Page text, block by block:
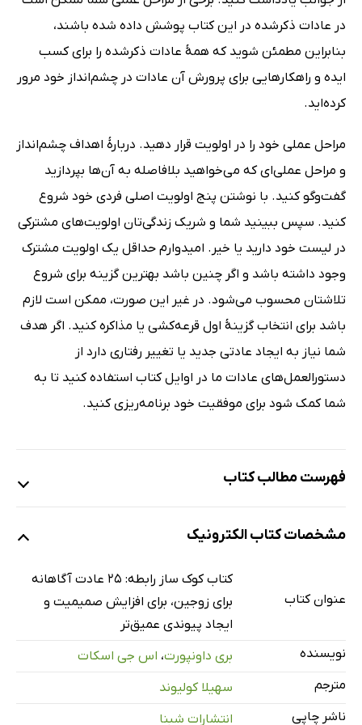
در عادات ذکرشده‌ در این کتاب پوشش داده شده باشند،
بنابراین مطمئن شوید که همۀ عادات ذکرشده را برای کسب
ایده‌ و راهکارهایی برای پرورش آن عادات در چشم‌انداز خود مرور
کرده‌اید.
مراحل عملی خود را در اولویت قرار دهید. دربارۀ اهداف چشم‌انداز
و مراحل عملی‌ای که می‌خواهید بلافاصله به آن‌ها بپردازید
گفت‌وگو کنید. با نوشتن پنج اولویت اصلی فردی خود شروع
کنید. سپس ببینید شما و شریک زندگی‌تان اولویت‌های مشترکی
در لیست خود دارید یا خیر. امیدوارم حداقل یک اولویت مشترک
وجود داشته باشد و اگر چنین باشد بهترین گزینه برای شروع
تلاشتان محسوب می‌شود. در غیر این صورت، ممکن است لازم
باشد برای انتخاب گزینۀ اول قرعه‌کشی یا مذاکره کنید. اگر هدف
شما نیاز به ایجاد عادتی جدید یا تغییر رفتاری دارد از
دستورالعمل‌های عادات ما در اوایل کتاب استفاده کنید تا به
شما کمک شود برای موفقیت خود برنامه‌ریزی کنید.
فهرست مطالب کتاب
شش علت شکست روابط
عادت ارتباطی آگاهانۀ شمارۀ 1: با برگزاری جلسات، رابطۀ خود را
در اولویت قرار دهید
عادت ارتباطی آگاهانۀ شمارۀ 2: هوش هیجانی را بیاموزید
عادت ارتباطی آگاهانۀ شمارۀ 3: چشم‌انداز رابطۀ خود را بسازید
مشخصات کتاب الکترونیک
عنوان کتاب
کتاب کوک ساز رابطه: 25 عادت آگاهانه
برای زوجین، برای افزایش صمیمیت و
ایجاد پیوندی عمیق‌تر
نویسنده
بری داونپورت، اس جی اسکات
مترجم
سهیلا کولیوند
ناشر چاپی
انتشارات شبنا